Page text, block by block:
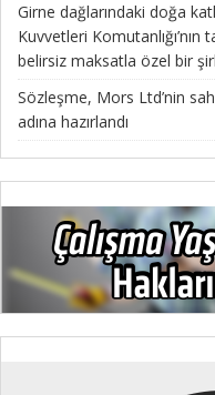
Girne dağlarındaki doğa
Kuvvetleri
belirsiz maksatla özel bir
Sözleşme, Mors Ltd’nin
adına hazırlandı